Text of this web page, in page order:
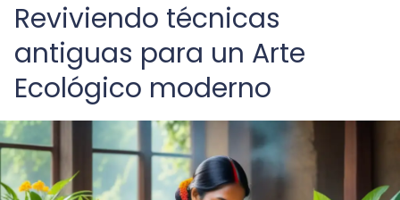
Reviviendo técnicas
antiguas para un Arte
Ecológico moderno